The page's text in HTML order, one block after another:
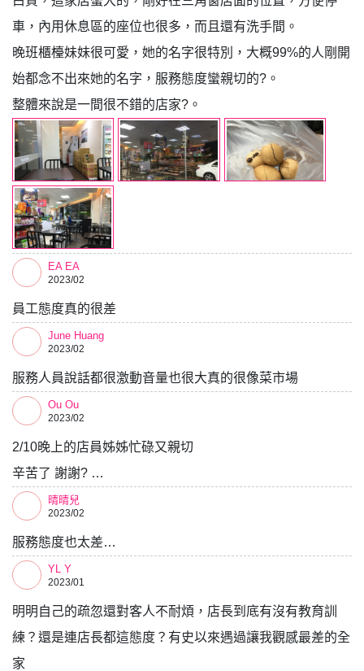
車，內用休息區的座位也很多，而且還有洗手間。
晚班櫃檯妹妹很可愛，她的名字很特別，大概99%的人剛開
始都念不出來她的名字，服務態度蠻親切的?。
整體來說是一間很不錯的店家?。
EA EA
2023/02
員工態度真的很差
June Huang
2023/02
服務人員說話都很激動音量也很大真的很像菜市場
Ou Ou
2023/02
2/10晚上的店員姊姊忙碌又親切
辛苦了 謝謝? …
晴晴兒
2023/02
服務態度也太差…
YL Y
2023/01
明明自己的疏忽還對客人不耐煩，店長到底有沒有教育訓
練？還是連店長都這態度？有史以來遇過讓我觀感最差的全
家